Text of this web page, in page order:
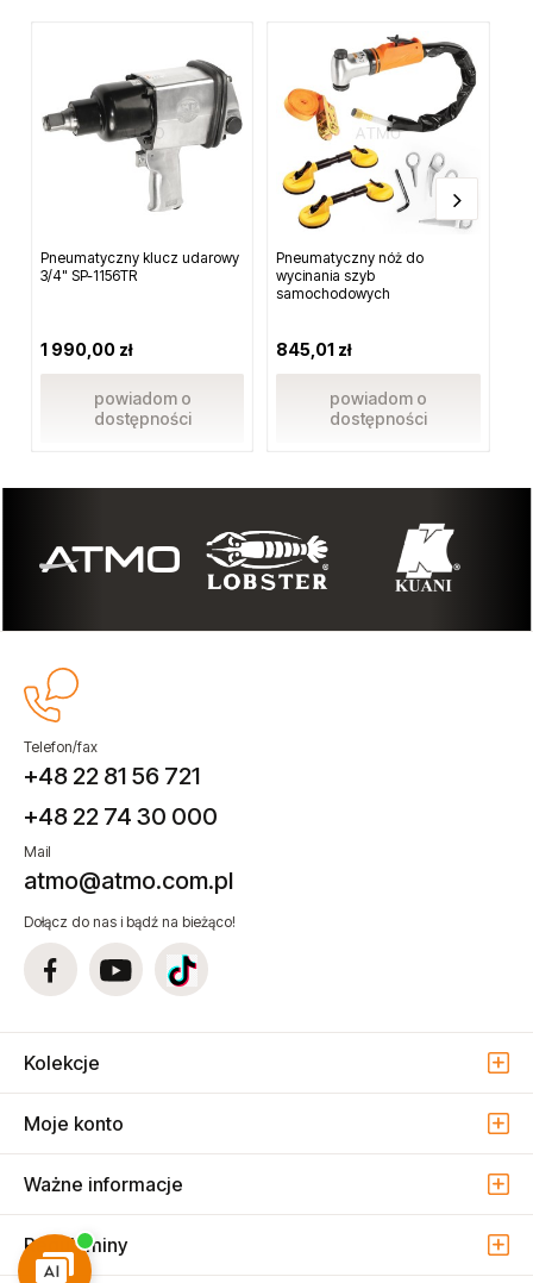
Pneumatyczny klucz udarowy
3/4" SP-1156TR
1 990,00 zł
powiadom o
dostępności
Pneumatyczny nóż do
wycinania szyb
samochodowych
845,01 zł
powiadom o
dostępności
Telefon/fax
+48 22 81 56 721
+48 22 74 30 000
Mail
atmo@atmo.com.pl
Dołącz do nas i bądź na bieżąco!
Kolekcje
Moje konto
Ważne informacje
Regulaminy